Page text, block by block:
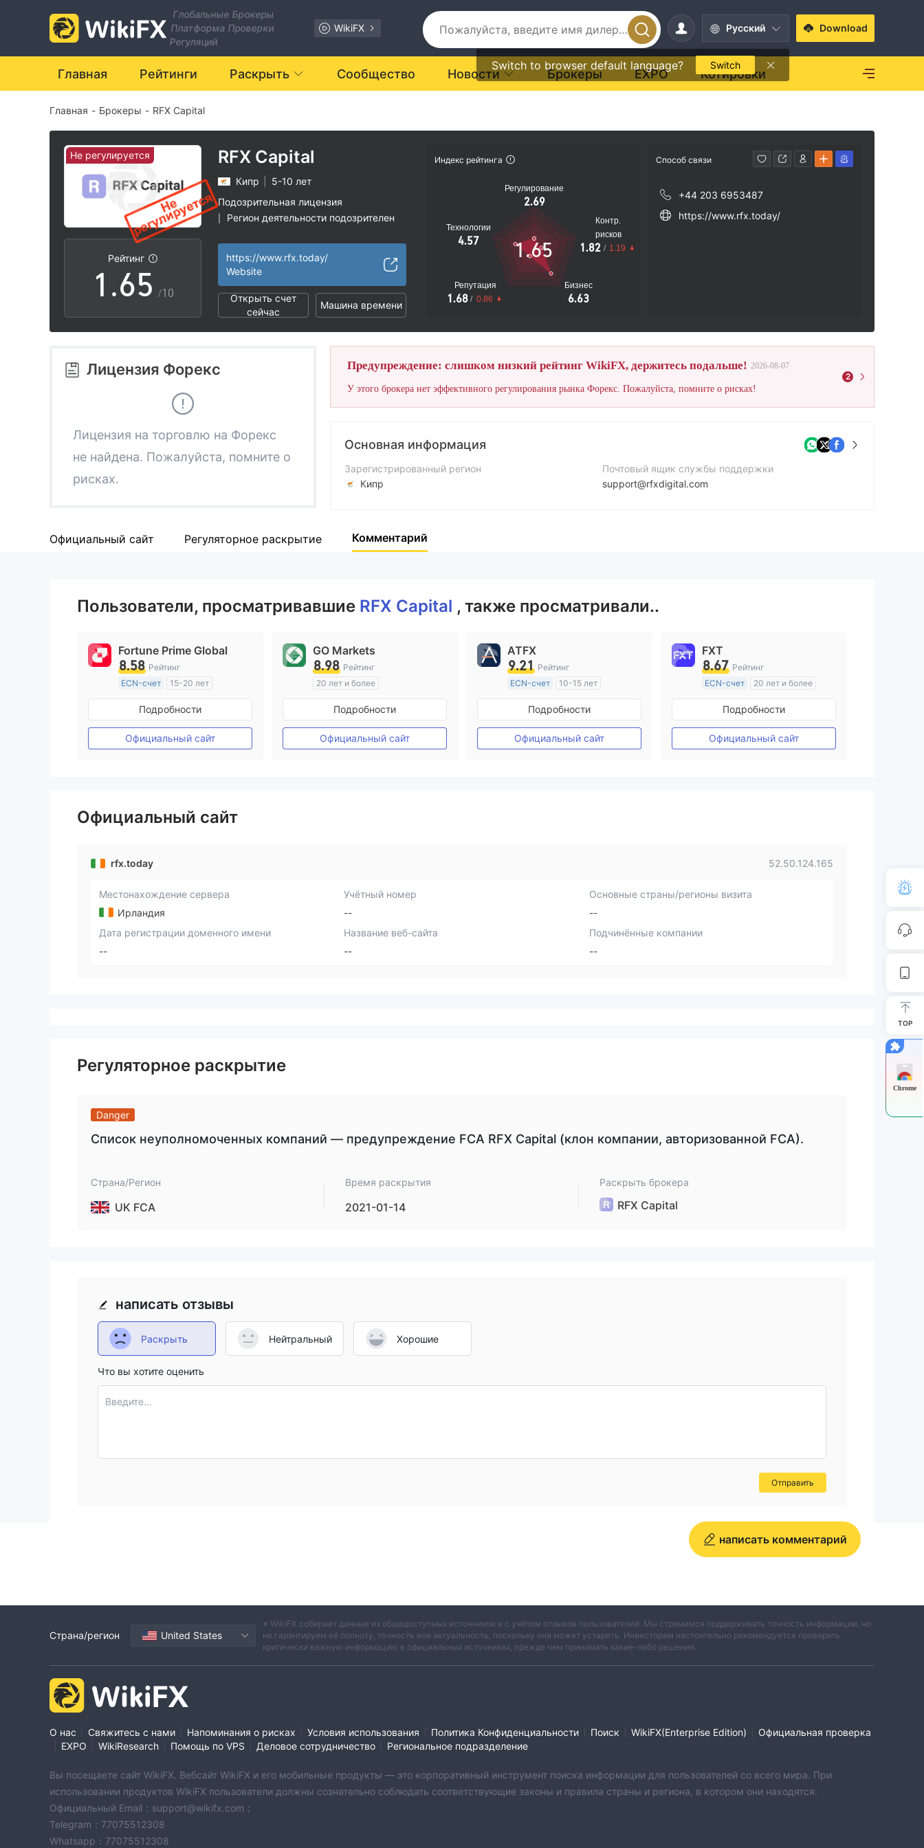
Глобальные Брокеры
Платформа Проверки
Регуляций
WikiFX Pусский
Switch to browser default language? Switch
Download
Главная Рейтинги Раскрыть Сообщество Новости Брокеры EXPO Котировки
Главная - Брокеры - RFX Capital
Не регулируется
Рейтинг
0
1
2
3
5
6
9
.
0
1
2
3
4
5
6
7
8
0
1
2
3
4
5
6
7
9
/10
RFX Capital
Кипр
5-10 лет
Подозрительная лицензия
Регион деятельности подозрителен
https://www.rfx.today/
Website
Открыть счет
сейчас
Машина времени
Индекс рейтинга
Регулирование
2.69
Технологии
4.57
Репутация
1.68 / 0.86
Бизнес
6.63
Контр.
рисков
1.82 / 1.19
1.65
Способ связи
+44 203 6953487
https://www.rfx.today/
Лицензия Форекс
Лицензия на торговлю на Форекс
не найдена. Пожалуйста, помните о
рисках.
Предупреждение: слишком низкий рейтинг WikiFX, держитесь подальше! 2026-08-07
У этого брокера нет эффективного регулирования рынка Форекс. Пожалуйста, помните о рисках!
2
Основная информация
Зарегистрированный регион
Кипр
Компания
Почтовый ящик службы поддержки
support@rfxdigital.com
Официальный сайт Регуляторное раскрытие Комментарий
Пользователи, просматривавшие RFX Capital , также просматривали..
Fortune Prime Global
8.58 Рейтинг
ECN-счет
15-20 лет
Регулирование в Австралия
Маркет-Мейкинг (MM)
Основной стандарт MT4
Подробности
Официальный сайт
GO Markets
8.98 Рейтинг
20 лет и более
Регулирование в Австралия
Маркет-Мейкинг (MM)
cTrader
Подробности
Официальный сайт
ATFX
9.21 Рейтинг
ECN-счет
10-15 лет
Регулирование в Австралия
Маркет-Мейкинг (MM)
Основной стандарт MT4
Подробности
Официальный сайт
FXT
8.67 Рейтинг
ECN-счет
20 лет и более
Регулирование в Австралия
Маркет-Мейкинг (MM)
Основной стандарт MT4
Подробности
Официальный сайт
Официальный сайт
rfx.today 52.50.124.165
Местонахождение сервера
Ирландия
Учётный номер
--
Основные страны/регионы визита
--
Дата регистрации доменного имени
--
Название веб-сайта
--
Подчинённые компании
--
Регуляторное раскрытие
Danger
Список неуполномоченных компаний — предупреждение FCA RFX Capital (клон компании, авторизованной FCA).
Страна/Регион
UK FCA
Время раскрытия
2021-01-14
Раскрыть брокера
RFX Capital
написать отзывы
Раскрыть Нейтральный Хорошие
Что вы хотите оценить
Введите...
Отправить
написать комментарий
TOP
Chrome
Страна/регион United States
※ WikiFX собирает данные из общедоступных источников и с учётом отзывов пользователей. Мы стремимся поддерживать точность информации, но
не гарантируем её полноту, точность или актуальность, поскольку она может устареть. Инвесторам настоятельно рекомендуется проверять
критически важную информацию в официальных источниках, прежде чем принимать какие-либо решения.
О нас Свяжитесь с нами Напоминания о рисках Условия использования Политика Конфиденциальности Поиск WikiFX(Enterprise Edition)
Официальная проверка
EXPO WikiResearch Помощь по VPS Деловое сотрудничество Региональное подразделение
Вы посещаете сайт WikiFX. Вебсайт WikiFX и его мобильные продукты — это корпоративный инструмент поиска информации для пользователей со всего мира. При
использовании продуктов WikiFX пользователи должны сознательно соблюдать соответствующие законы и правила страны и региона, в котором они находятся.
Официальный Email：support@wikifx.com；
Telegram：77075512308
Whatsapp：77075512308